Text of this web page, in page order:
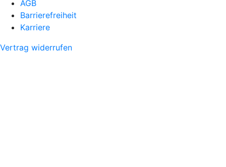
AGB
Barrierefreiheit
Karriere
Vertrag widerrufen